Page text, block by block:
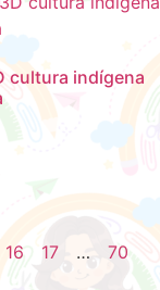
cultura indígena
16 17 …
70